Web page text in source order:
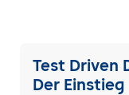
Test Driven
Der Einstieg